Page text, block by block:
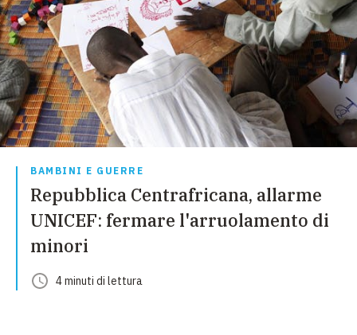
BAMBINI E GUERRE
Repubblica Centrafricana, allarme
UNICEF: fermare l'arruolamento di
minori
4minuti di lettura